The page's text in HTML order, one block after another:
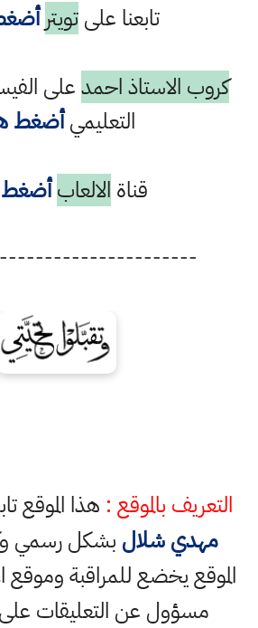
تابعنا علىتويتر
كروب الاستاذ احمدعلى
التعليميأضغط
قناة الالعاب أضغط
التعريف بالموقع : هذا الموقع
مهدي شلال بشكل رسمي
الموقع يخضع للمراقبة وموقع
مسؤول عن التعليقات على